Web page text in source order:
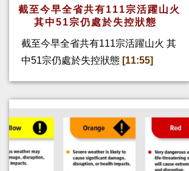
截至今早全省共有111宗活躍山火
其中51宗仍處於失控狀態
截至今早全省共有111宗活躍山火 其
中51宗仍處於失控狀態 [11:55]